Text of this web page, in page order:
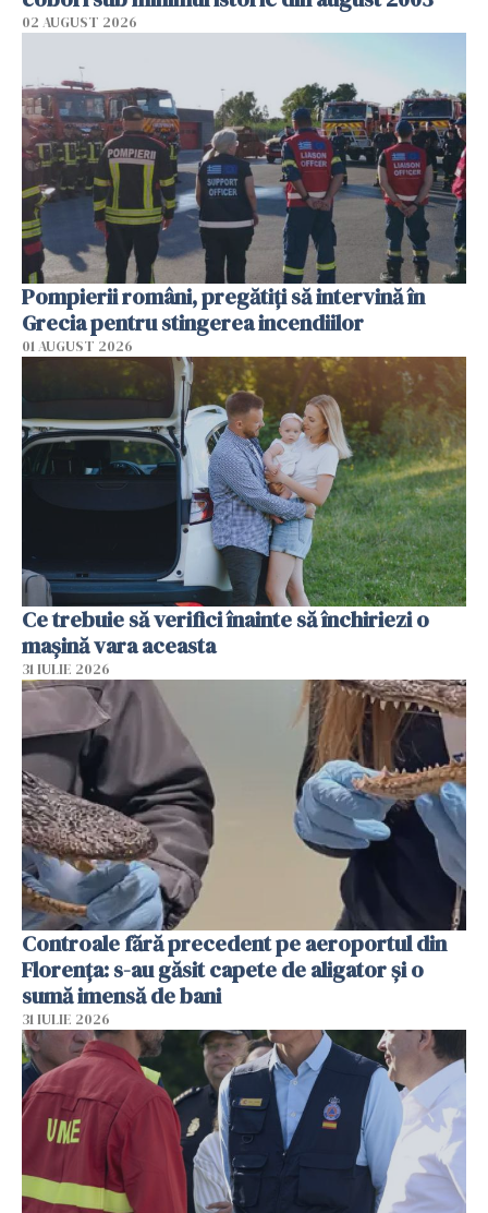
02 AUGUST 2026
Pompierii români, pregătiţi să intervină în
Grecia pentru stingerea incendiilor
01 AUGUST 2026
Ce trebuie să verifici înainte să închiriezi o
mașină vara aceasta
31 IULIE 2026
Controale fără precedent pe aeroportul din
Florența: s-au găsit capete de aligator și o
sumă imensă de bani
31 IULIE 2026